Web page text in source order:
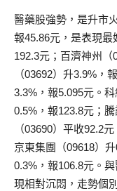
醫藥股強勢，是升市
報45.86元，是表現最
192.3元；百濟神州
（03692）升3.9%，
3.3%，報5.095元。
0.5%，報123.8元；
（03690）平收92.2
京東集團（09618）
0.3%，報106.8元。
現相對沉悶，走勢個